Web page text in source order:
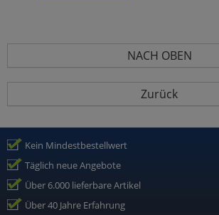
NACH OBEN
Zurück
Kein Mindestbestellwert
Täglich neue Angebote
Über 6.000 lieferbare Artikel
Über 40 Jahre Erfahrung